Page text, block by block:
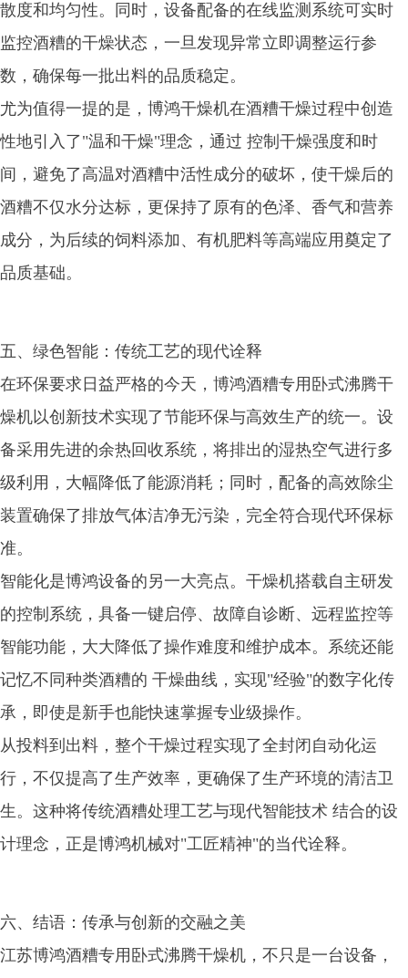
散度和均匀性。同时，设备配备的在线监测系统可实时
监控酒糟的干燥状态，一旦发现异常立即调整运行参
数，确保每一批出料的品质稳定。
尤为值得一提的是，博鸿干燥机在酒糟干燥过程中创造
性地引入了"温和干燥"理念，通过 控制干燥强度和时
间，避免了高温对酒糟中活性成分的破坏，使干燥后的
酒糟不仅水分达标，更保持了原有的色泽、香气和营养
成分，为后续的饲料添加、有机肥料等高端应用奠定了
品质基础。
五、绿色智能：传统工艺的现代诠释
在环保要求日益严格的今天，博鸿酒糟专用卧式沸腾干
燥机以创新技术实现了节能环保与高效生产的统一。设
备采用先进的余热回收系统，将排出的湿热空气进行多
级利用，大幅降低了能源消耗；同时，配备的高效除尘
装置确保了排放气体洁净无污染，完全符合现代环保标
准。
智能化是博鸿设备的另一大亮点。干燥机搭载自主研发
的控制系统，具备一键启停、故障自诊断、远程监控等
智能功能，大大降低了操作难度和维护成本。系统还能
记忆不同种类酒糟的 干燥曲线，实现"经验"的数字化传
承，即使是新手也能快速掌握专业级操作。
从投料到出料，整个干燥过程实现了全封闭自动化运
行，不仅提高了生产效率，更确保了生产环境的清洁卫
生。这种将传统酒糟处理工艺与现代智能技术 结合的设
计理念，正是博鸿机械对"工匠精神"的当代诠释。
六、结语：传承与创新的交融之美
江苏博鸿酒糟专用卧式沸腾干燥机，不只是一台设备，